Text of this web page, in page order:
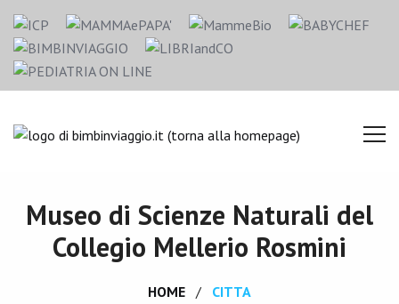
Museo di Scienze Naturali del
Collegio Mellerio Rosmini
HOME CITTA